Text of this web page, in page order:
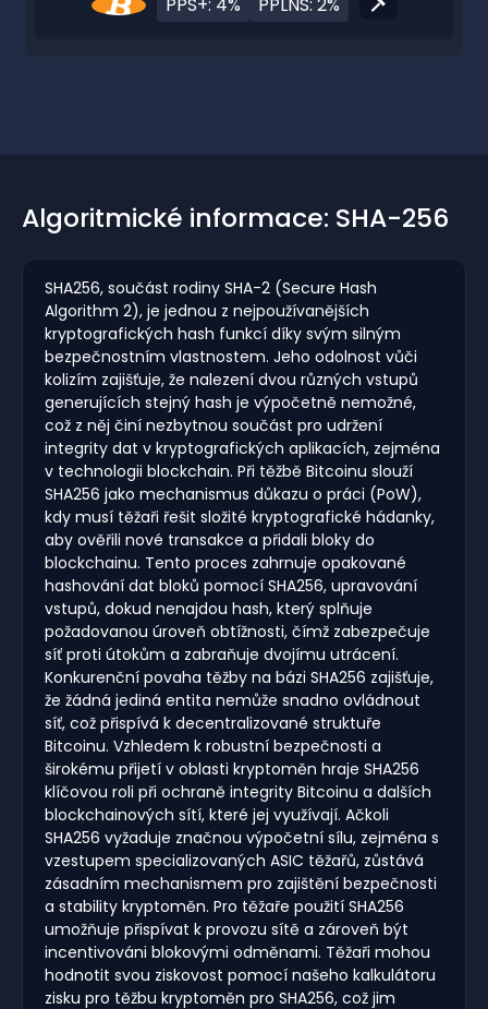
Algoritmické informace: SHA-256
SHA256, součást rodiny SHA-2 (Secure Hash
Algorithm 2), je jednou z nejpoužívanějších
kryptografických hash funkcí díky svým silným
bezpečnostním vlastnostem. Jeho odolnost vůči
kolizím zajišťuje, že nalezení dvou různých vstupů
generujících stejný hash je výpočetně nemožné,
což z něj činí nezbytnou součást pro udržení
integrity dat v kryptografických aplikacích, zejména
v technologii blockchain. Při těžbě Bitcoinu slouží
SHA256 jako mechanismus důkazu o práci (PoW),
kdy musí těžaři řešit složité kryptografické hádanky,
aby ověřili nové transakce a přidali bloky do
blockchainu. Tento proces zahrnuje opakované
hashování dat bloků pomocí SHA256, upravování
vstupů, dokud nenajdou hash, který splňuje
požadovanou úroveň obtížnosti, čímž zabezpečuje
síť proti útokům a zabraňuje dvojímu utrácení.
Konkurenční povaha těžby na bázi SHA256 zajišťuje,
že žádná jediná entita nemůže snadno ovládnout
síť, což přispívá k decentralizované struktuře
Bitcoinu. Vzhledem k robustní bezpečnosti a
širokému přijetí v oblasti kryptoměn hraje SHA256
klíčovou roli při ochraně integrity Bitcoinu a dalších
blockchainových sítí, které jej využívají. Ačkoli
SHA256 vyžaduje značnou výpočetní sílu, zejména s
vzestupem specializovaných ASIC těžařů, zůstává
zásadním mechanismem pro zajištění bezpečnosti
a stability kryptoměn. Pro těžaře použití SHA256
umožňuje přispívat k provozu sítě a zároveň být
incentivováni blokovými odměnami. Těžaři mohou
hodnotit svou ziskovost pomocí našeho kalkulátoru
zisku pro těžbu kryptoměn pro SHA256, což jim